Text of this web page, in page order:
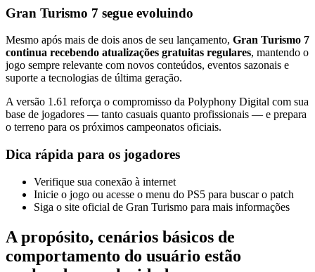
Gran Turismo 7 segue evoluindo
Mesmo após mais de dois anos de seu lançamento, Gran Turismo 7
continua recebendo atualizações gratuitas regulares, mantendo o
jogo sempre relevante com novos conteúdos, eventos sazonais e
suporte a tecnologias de última geração.
A versão 1.61 reforça o compromisso da Polyphony Digital com sua
base de jogadores — tanto casuais quanto profissionais — e prepara
o terreno para os próximos campeonatos oficiais.
Dica rápida para os jogadores
Verifique sua conexão à internet
Inicie o jogo ou acesse o menu do PS5 para buscar o patch
Siga o site oficial de Gran Turismo para mais informações
A propósito, cenários básicos de
comportamento do usuário estão